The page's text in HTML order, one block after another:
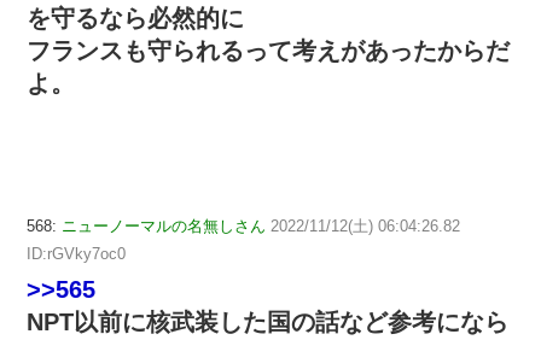
を守るなら必然的に
フランスも守られるって考えがあったからだ
よ。
568: ニューノーマルの名無しさん 2022/11/12(土) 06:04:26.82
ID:rGVky7oc0
>>565
NPT以前に核武装した国の話など参考になら